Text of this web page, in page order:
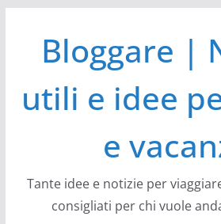
contenutoBloggare |
utili e idee
e
Tante idee e notizie per
consigliati per chi vuole